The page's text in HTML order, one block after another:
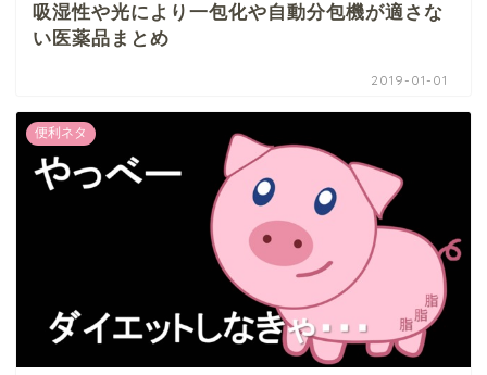
吸湿性や光により一包化や自動分包機が適さな
い医薬品まとめ
2019-01-01
便利ネタ